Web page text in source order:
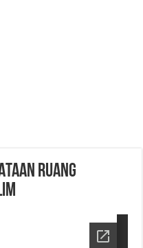
RUANG